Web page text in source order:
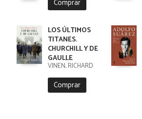
Comprar
LOS ÚLTIMOS
TITANES.
CHURCHILL Y DE
GAULLE
VINEN, RICHARD
Comprar